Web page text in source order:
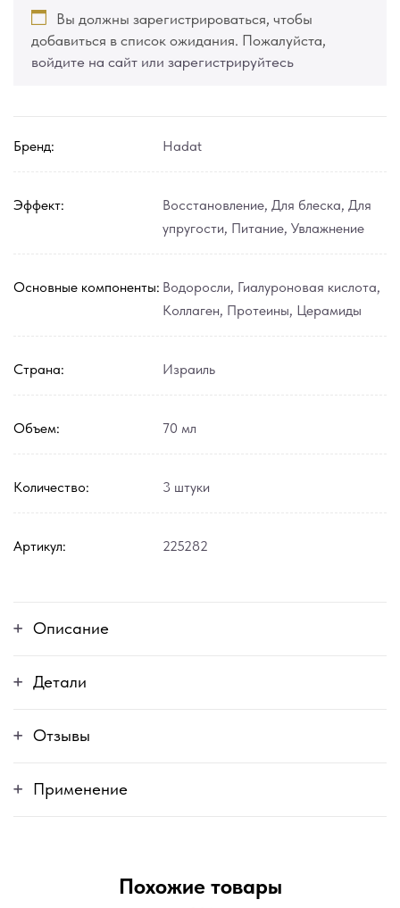
Вы должны зарегистрироваться, чтобы
добавиться в список ожидания. Пожалуйста,
войдите на сайт или зарегистрируйтесь
Бренд: Hadat
Эффект: Восстановление, Для блеска, Для
упругости, Питание,Увлажнение
Основные компоненты: Водоросли, Гиалуроновая кислота,
Коллаген, Протеины, Церамиды
Страна: Израиль
Объем: 70 мл
Количество: 3 штуки
Артикул: 225282
Описание
Детали
Отзывы
Применение
Похожие товары